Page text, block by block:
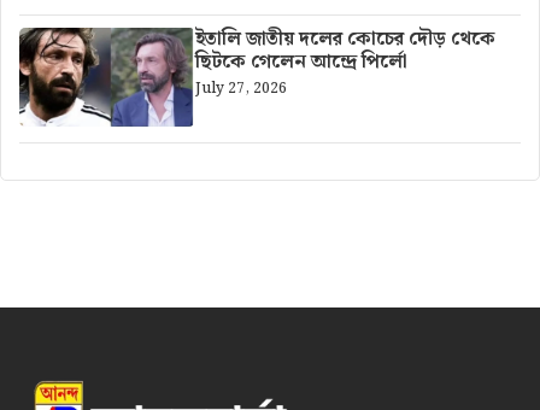
ইতালি জাতীয় দলের কোচের দৌড় থেকে
ছিটকে গেলেন আন্দ্রে পির্লো
July 27, 2026